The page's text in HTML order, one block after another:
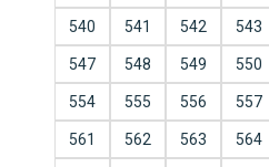
540 541 542 543
547 548 549 550
554 555 556 557
561 562 563 564